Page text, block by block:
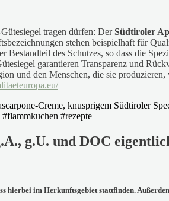
tragen dürfen: DerSüdtiroler
stehen beispielhaft für
des Schutzes, so dass die
garantieren Transparenz und
und den Menschen, die sie produzieren,
g.U. und DOC
im Herkunftsgebiet stattfinden.